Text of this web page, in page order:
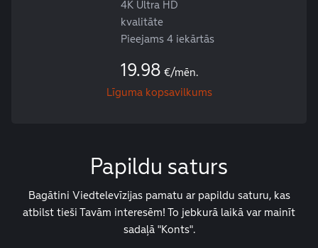
4K Ultra HD
kvalitāte
Pieejams 4 iekārtās
19.98 €/mēn.
Līguma kopsavilkums
Papildu saturs
Bagātini Viedtelevīzijas pamatu ar papildu saturu, kas
atbilst tieši Tavām interesēm! To jebkurā laikā var mainīt
sadaļā "Konts".